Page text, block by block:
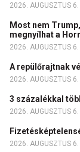
2026. AUGUSZTUS 6.
Most nem
megnyílhat a
2026. AUGUSZTUS 6.
A repülőrajtnak
2026. AUGUSZTUS 6.
3 százalékkal
2026. AUGUSZTUS 6.
2026. AUGUSZTUS 6.